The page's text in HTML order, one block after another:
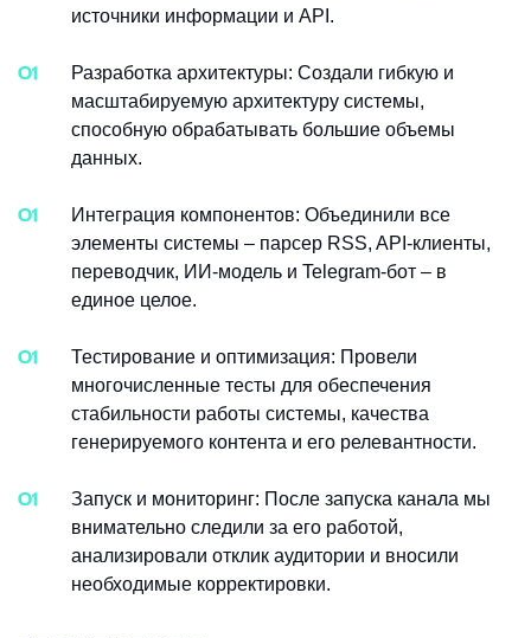
источники информации и API.
Разработка архитектуры: Создали гибкую и
масштабируемую архитектуру системы,
способную обрабатывать большие объемы
данных.
Интеграция компонентов: Объединили все
элементы системы – парсер RSS, API-клиенты,
переводчик, ИИ-модель и Telegram-бот – в
единое целое.
Тестирование и оптимизация: Провели
многочисленные тесты для обеспечения
стабильности работы системы, качества
генерируемого контента и его релевантности.
Запуск и мониторинг: После запуска канала мы
внимательно следили за его работой,
анализировали отклик аудитории и вносили
необходимые корректировки.